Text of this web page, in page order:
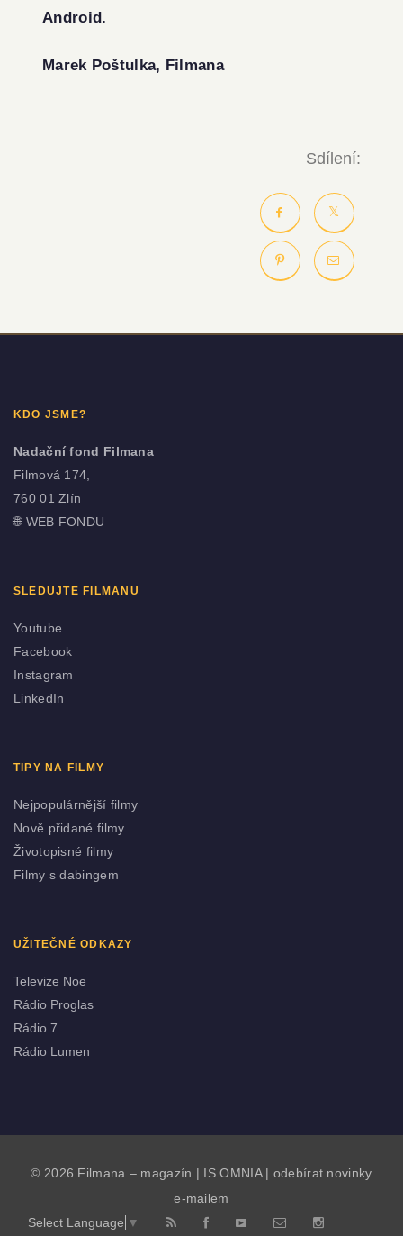
Android.
Marek Poštulka, Filmana
Sdílení:
KDO JSME?
Nadační fond Filmana
Filmová 174,
760 01 Zlín
🌐 WEB FONDU
SLEDUJTE FILMANU
Youtube
Facebook
Instagram
LinkedIn
TIPY NA FILMY
Nejpopulárnější filmy
Nově přidané filmy
Životopisné filmy
Filmy s dabingem
UŽITEČNÉ ODKAZY
Televize Noe
Rádio Proglas
Rádio 7
Rádio Lumen
© 2026 Filmana – magazín | IS OMNIA| odebírat novinky
e-mailem
Select Language ▼